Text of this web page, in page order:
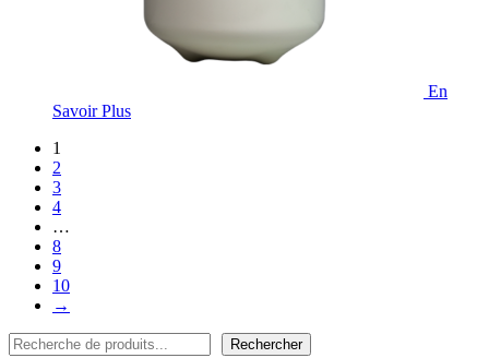
En
Savoir Plus
1
2
3
4
…
8
9
10
→
Rechercher
Rechercher